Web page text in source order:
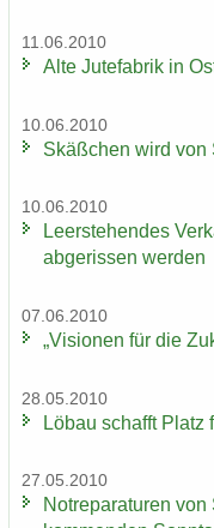
11.06.2010
Alte Ju­te­fa­brik in
10.06.2010
Skäß­chen wird von
10.06.2010
Leer­ste­hen­des
ab­ge­ris­sen wer­den
07.06.2010
„Vi­sio­nen für die
28.05.2010
Löbau schafft Platz
27.05.2010
Not­re­pa­ra­tu­ren